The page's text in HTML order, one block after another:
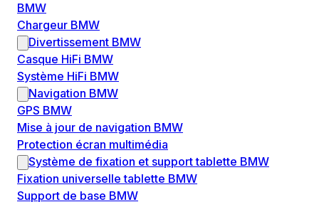
BMW
Chargeur BMW
Divertissement BMW
Casque HiFi BMW
Système HiFi BMW
Navigation BMW
GPS BMW
Mise à jour de navigation BMW
Protection écran multimédia
Système de fixation et support tablette BMW
Fixation universelle tablette BMW
Support de base BMW